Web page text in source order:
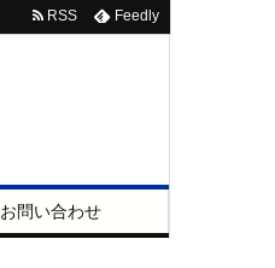
お問い合わせ
RSS Feedly